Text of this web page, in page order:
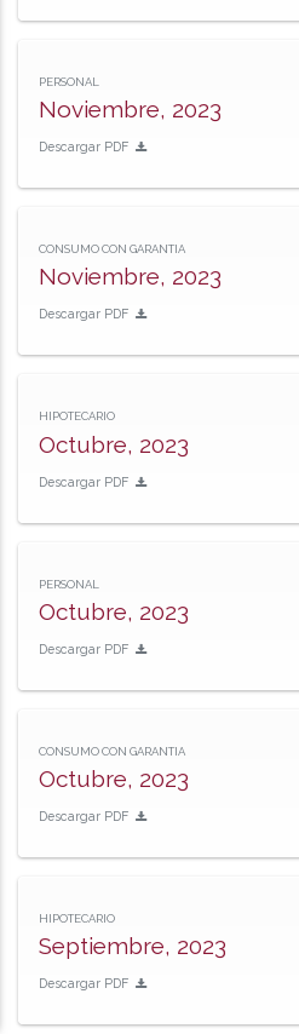
PERSONAL
Noviembre, 2023
Descargar PDF
CONSUMO CON GARANTIA
Noviembre, 2023
Descargar PDF
HIPOTECARIO
Octubre, 2023
Descargar PDF
PERSONAL
Octubre, 2023
Descargar PDF
CONSUMO CON GARANTIA
Octubre, 2023
Descargar PDF
HIPOTECARIO
Septiembre, 2023
Descargar PDF